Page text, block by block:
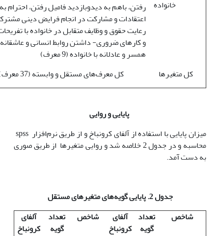
خانواده رفتن، باهم به دیدوبازدید فامیل رفتن، احترام به
اعتقادات و مشارکت در انجام فرایض دینی
رعایت حقوق و وظایف متقابل در خانواده با
و کارهای ضروری- داشتن روابط انسانی و عاشقانه
همسر و عادلانه با خانواده (9 معرف)
کل متغیرها
کل معرف‌های مستقل و وابسته (37 معرف)
پایایی و روایی
محاسبه و در جدول 2 خلاصه شد و روایی متغیرها از طریق صوری
به دست آمد.
جدول 2. پایایی گویه‌های متغیرهای مستقل
شاخص
تعداد
گویه
آلفای
کرونباخ
شاخص
تعداد
گویه
آلفای
کرونباخ